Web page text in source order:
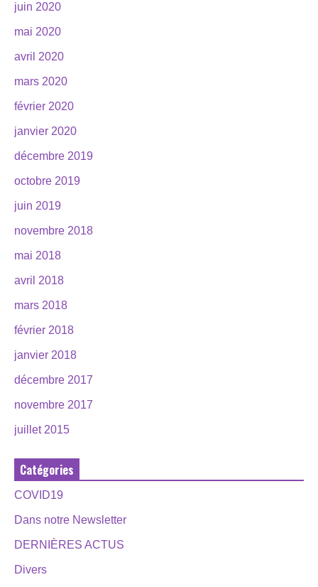
juin 2020
mai 2020
avril 2020
mars 2020
février 2020
janvier 2020
décembre 2019
octobre 2019
juin 2019
novembre 2018
mai 2018
avril 2018
mars 2018
février 2018
janvier 2018
décembre 2017
novembre 2017
juillet 2015
Catégories
COVID19
Dans notre Newsletter
DERNIÈRES ACTUS
Divers